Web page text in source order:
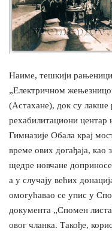
Наиме, тешкији
„Електричном
(Астахане), док су
рехабилитациони
Гимназије Обала крај
време ових догађаја,
щедре новчане
а у случају већих
омогућавао се упис у
документа „Спомен
овог чланка. Такође,